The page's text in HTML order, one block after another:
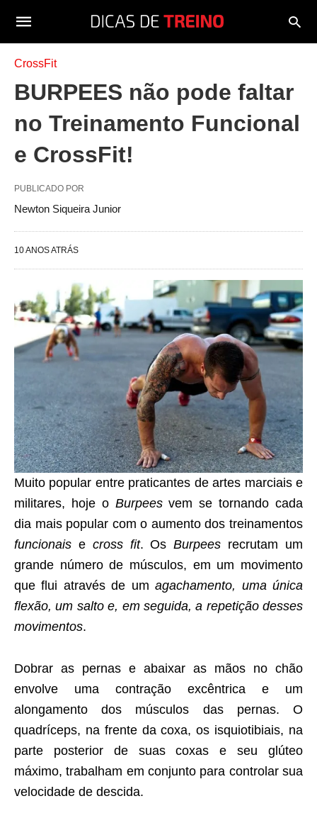
CrossFit
BURPEES não pode faltar
no Treinamento Funcional
e CrossFit!
PUBLICADO POR
Newton Siqueira Junior
10 ANOS ATRÁS
Muito popular entre praticantes de artes marciais e
militares, hoje o Burpeesvem se tornando cada
dia mais popular com o aumento dos treinamentos
funcionais e cross fit. OsBurpees recrutam um
grande número de músculos, em um movimento
que flui através de umagachamento, uma única
flexão, um salto e, em seguida, a repetição desses
movimentos.
Dobrar as pernas e abaixar as mãos no chão
envolve uma contração excêntrica e um
alongamento dos músculos das pernas. O
quadríceps, na frente da coxa, os isquiotibiais, na
parte posterior de suas coxas e seu glúteo
máximo, trabalham em conjunto para controlar sua
velocidade de descida.